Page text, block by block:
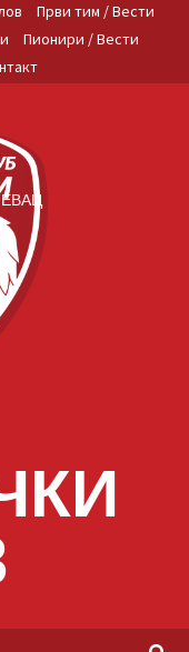
Први тим / Вести
Пионири / Вести